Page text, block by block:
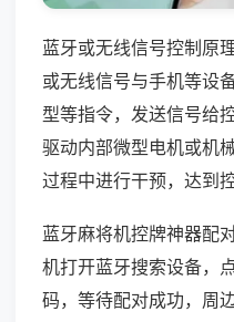
蓝牙或无线信号控制原
或无线信号与手机等设
型等指令，发送信号给
驱动内部微型电机或机
过程中进行干预，达到
蓝牙麻将机控牌神器配
机打开蓝牙搜索设备，
码，等待配对成功，周